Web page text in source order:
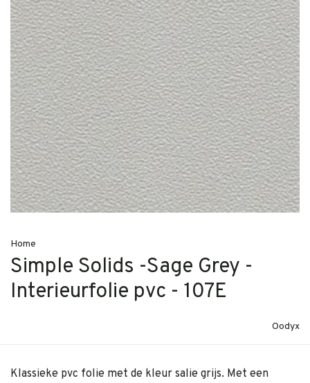
Home
Simple Solids -Sage Grey -
Interieurfolie pvc - 107E
Oodyx
Klassieke pvc folie met de kleur salie grijs. Met een